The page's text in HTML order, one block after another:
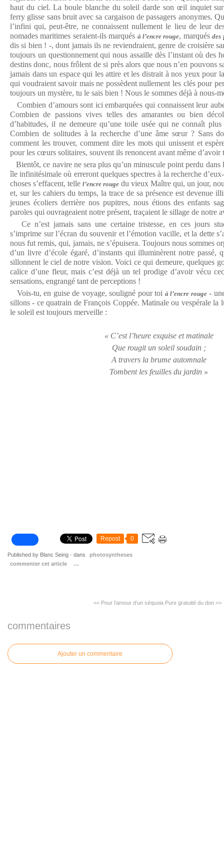
haut du ciel. La boule blanche du soleil darde son œil inquiet
ferry glisse sans bruit avec sa cargaison de passagers anonymes.
l’infini qui, peut-être, ne connaissent nullement le lieu de leur
nomades maritimes seraient-ils marqués à l’encre rouge, marquésdes
dis si bien ! -, dont jamais ils ne reviendraient, genre de croisière
toujours un questionnement qui nous assaille dès l’instant où des
destins donc, nous frôlent de si près alors que nous n’en pouvons
jamais dans un espace qui les attire et les distrait à nos yeux pour
qui voudraient savoir mais ne possèdent nullement les clés pour
toujours un mystère, tu le sais bien ! Nous le sommes déjà à nous-
Combien d’amours sont ici embarquées qui connaissent leur
Combien de passions vives telles des amarantes ou bien
d’habitudes, il ne demeure qu’une toile usée qui ne connaît
Combien de solitudes à la recherche d’une âme sœur ? Sans
comment les trouver, comment dire les mots qui unissent et
pour les cœurs solitaires, souvent ils renoncent avant même d’avoir
Bientôt, ce navire ne sera plus qu’un minuscule point perdu dans
île infinitésimale où erreront quelques spectres à la recherche
choses s’effacent, telle l’encre rouge du vieux Maître qui, un jour,
et, sur les cahiers du temps, la trace de sa présence est devenue
jeunes écoliers derrière nos pupitres, nous étions des enfants
paroles qui ouvrageaient notre présent, traçaient le sillage de notre
Ce n’est jamais sans une certaine tristesse, en ces jours
s’imprime sur l’écran du souvenir et l’émotion vacille, et la dette
nous fut remis, qui, jamais, ne s’épuisera. Toujours nous sommes
d’un livre d’école égaré, d’instants qui illuminèrent notre passé,
sillonnent le ciel de notre vision. Voici ce qui demeure, quelques
calice d’une fleur, mais c’est déjà un tel prodige d’avoir vécu
sensations, engrangé tant de perceptions !
Vois-tu, en guise de voyage, souligné pour toi à l’encre rouge-
sillons - ce quatrain de François Coppée. Matinale ou vespérale la
le soleil est toujours merveille :
« C’est l’heure exquise et matinale
Que rougit un soleil soudain ;
A travers la brume automnale
Tombent les feuilles du jardin »
Repost 0
Published by Blanc Seing - dans
photosyntheses
commenter cet article
…
<< Pour l’amour d’un séquoia Pure gratuité du don >>
commentaires
Ajouter un commentaire